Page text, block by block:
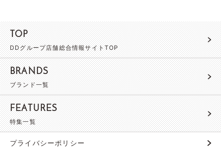
TOP
DDグループ店舗総合情報サイトTOP
BRANDS
ブランド一覧
FEATURES
特集一覧
プライバシーポリシー